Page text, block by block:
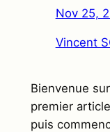
Nov 25,
Vincent
Bienvenue
premier
puis